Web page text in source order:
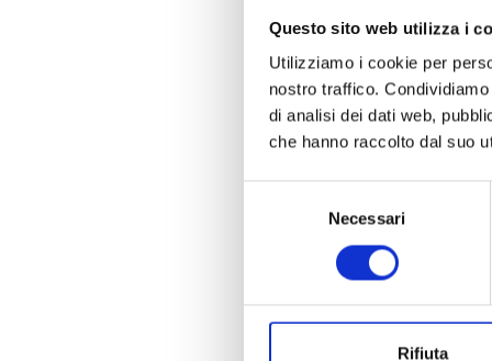
Questo sito web utilizza i
Utilizziamo i cookie per
nostro traffico.
di analisi dei dati web,
che hanno raccolto dal suo
Necessari
Rifiuta